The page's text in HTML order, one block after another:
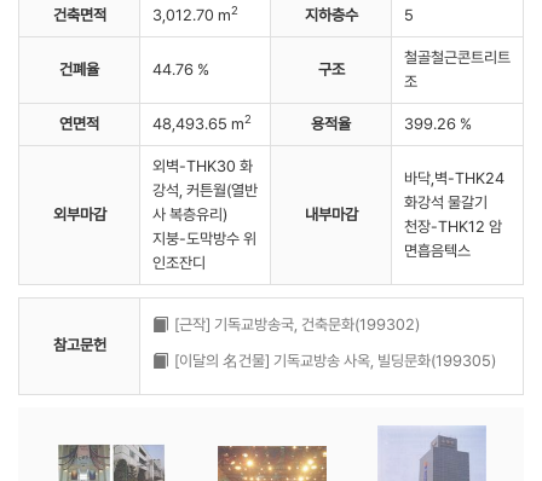
건축면적 3,012.70 m2 지하층수 5
건폐율 44.76 % 구조
철골철근콘트리트
조
연면적 48,493.65 m2 용적율 399.26 %
외부마감
외벽-THK30 화
강석, 커튼월(열반
사 복층유리)
지붕-도막방수 위
인조잔디
내부마감
바닥,벽-THK24
화강석 물갈기
천장-THK12 암
면흡음텍스
참고문헌
[근작] 기독교방송국, 건축문화(199302)
[이달의 名건물] 기독교방송 사옥, 빌딩문화(199305)